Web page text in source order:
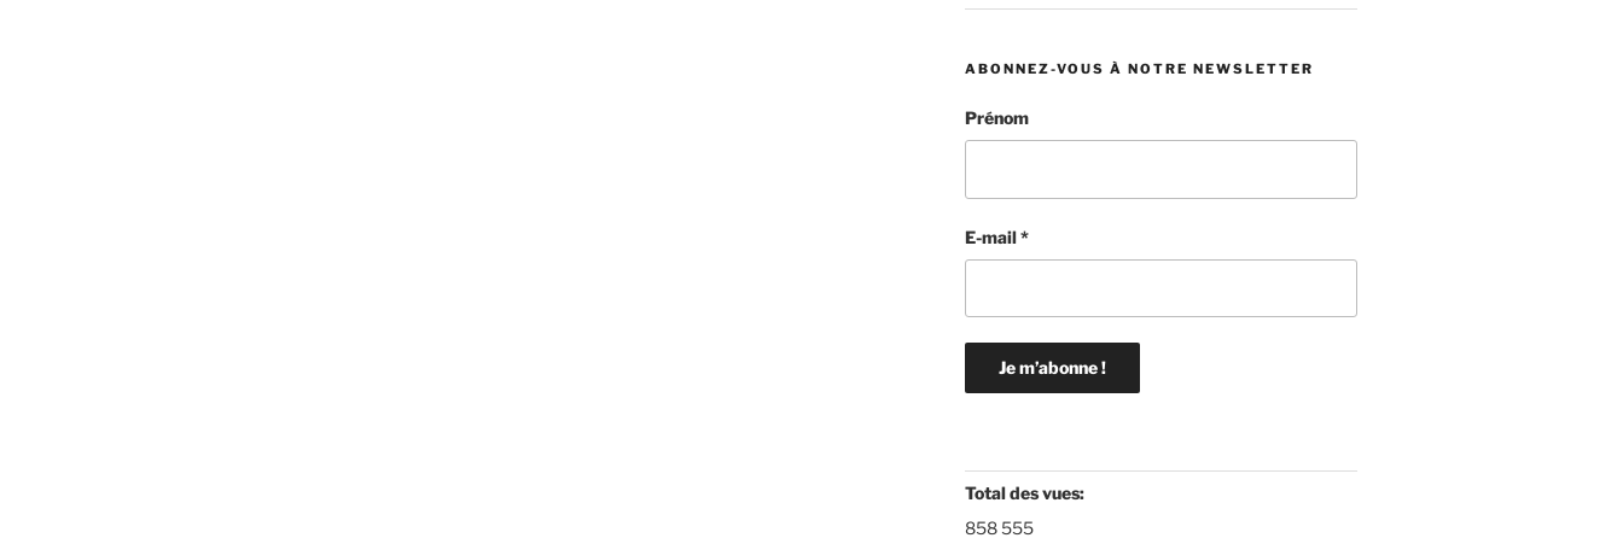
ABONNEZ-VOUS À NOTRE NEWSLETTER
Prénom
E-mail*
Total des vues:
858 555